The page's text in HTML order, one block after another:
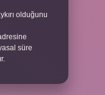
olduğunu
süre